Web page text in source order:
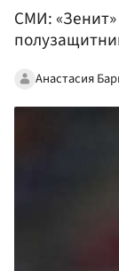
СМИ: «Зенит»
Анастасия